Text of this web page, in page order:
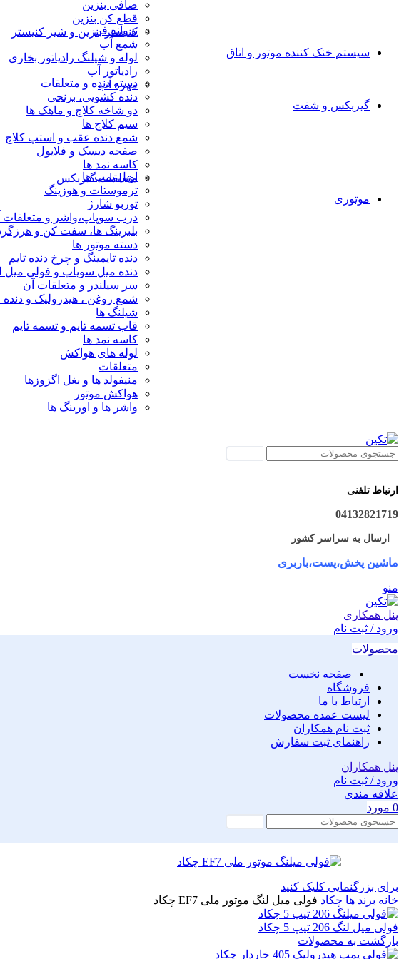
صافی بنزین
قطع کن بنزین
کنیستر بنزین و شیر کنیستر
سیستم خنک کننده موتور و اتاق
پروانه فن
شمع آب
لوله و شیلنگ رادیاتور بخاری
رادیاتور آب
مهره آب
گیربکس و شفت
دسته دنده و متعلقات
دنده کشویی، برنجی
دو شاخه کلاچ و ماهک ها
سیم کلاج ها
شمع دنده عقب و استپ کلاچ
صفحه دیسک و فلایول
کاسه نمد ها
متعلقات گیربکس
موتوری
اویل پمپ ها
ترموستات و هوزینگ
توربو شارژ
درب سوپاپ،واشر و متعلقات
بلبرینگ ها، سفت کن و
دسته موتور ها
دنده تایمینگ و چرخ دنده تایم
دنده میل سوپاپ و فولی میل
سر سیلندر و متعلقات آن
شمع روغن ، هیدرولیک و
شیلنگ ها
قاب تسمه تایم و تسمه تایم
کاسه نمد ها
لوله های هواکش
متعلقات
منیفولد ها و بغل اگزوزها
هواکش موتور
واشر ها و اورینگ ها
ارتباط تلفنی
04132821719
ارسال به سراسر کشور
ماشین پخش،پست،باربری
منو
پنل همکاری
ورود / ثبت نام
محصولات
صفحه نخست
فروشگاه
ارتباط با ما
لیست عمده محصولات
ثبت نام همکاران
راهنمای ثبت سفارش
پنل همکاران
ورود / ثبت نام
علاقه مندی
0 مورد
برای بزرگنمایی کلیک کنید
خانه برند ها چکاد فولی میل لنگ موتور ملی EF7 چکاد
فولی میل لنگ 206 تیپ 5 چکاد
بازگشت به محصولات